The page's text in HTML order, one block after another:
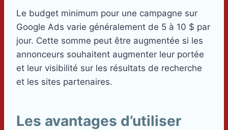
Le budget minimum pour une campagne sur
Google Ads varie généralement de 5 à 10 $ par
jour. Cette somme peut être augmentée si les
annonceurs souhaitent augmenter leur portée
et leur visibilité sur les résultats de recherche
et les sites partenaires.
Les avantages d’utiliser